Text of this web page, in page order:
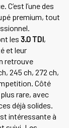
l’une des
premium, tout
les 3.0 TDI,
et leur
retrouve
245 ch, 272 ch,
Côté
rare, avec
déjà solides.
intéressante à